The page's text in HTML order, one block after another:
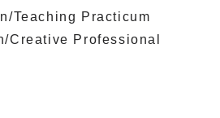
Teaching Practicum
Creative Professional